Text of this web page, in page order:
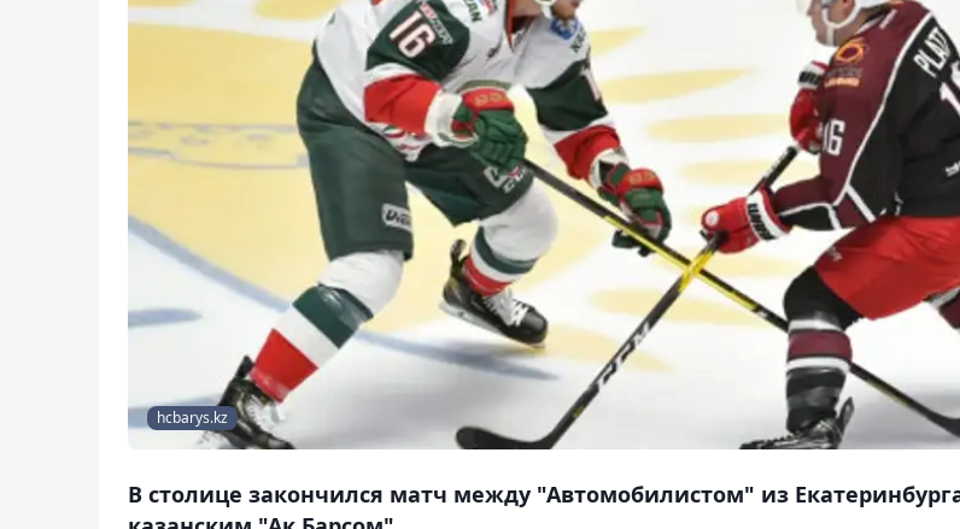
hcbarys.kz
В столице закончился матч между "Автомобилистом" из